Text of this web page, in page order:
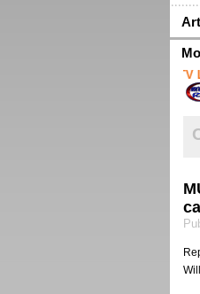
*NOTICIAS RTV LA